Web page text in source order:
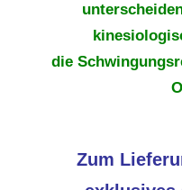
die
Zum